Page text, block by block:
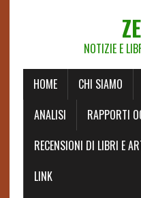
NOTIZIE E
HOME CHI SIAMO
ANALISI
RAPPORTI
RECENSIONI DI LIBRI E
LINK